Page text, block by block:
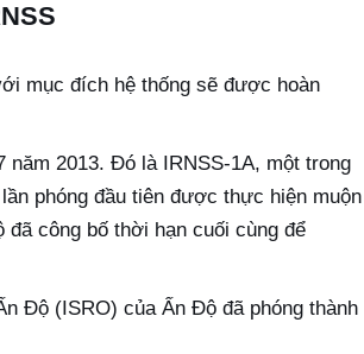
mục đích hệ thống sẽ được hoàn
năm 2013. Đó là IRNSS-1A, một trong
phóng đầu tiên được thực hiện muộn
công bố thời hạn cuối cùng để
Độ (ISRO) của Ấn Độ đã phóng thành